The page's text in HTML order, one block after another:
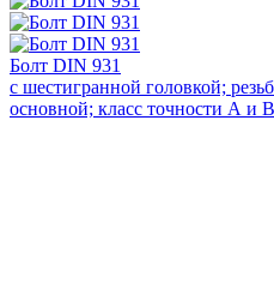
Болт DIN 931
с шестигранной головкой;
основной; класс точности А и